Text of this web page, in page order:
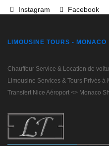
Instagram Facebook
LIMOUSINE TOURS - MONACO
Chauffeur Service & Location de
Limousine Services & Tours Privés à
Transfert Nice Aéroport <> Monaco